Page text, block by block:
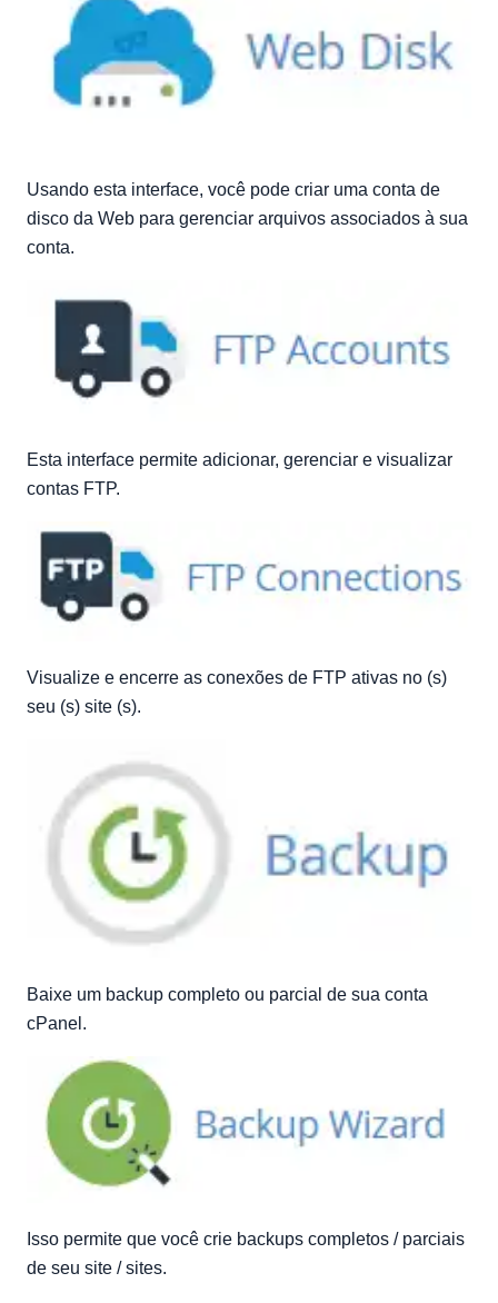
Usando esta interface, você pode criar uma conta de
disco da Web para gerenciar arquivos associados à sua
conta.
Esta interface permite adicionar, gerenciar e visualizar
contas FTP.
Visualize e encerre as conexões de FTP ativas no (s)
seu (s) site (s).
Baixe um backup completo ou parcial de sua conta
cPanel.
Isso permite que você crie backups completos / parciais
de seu site / sites.